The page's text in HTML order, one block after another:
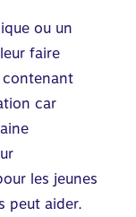
ou un
faire
contenant
car
les jeunes
peut aider.